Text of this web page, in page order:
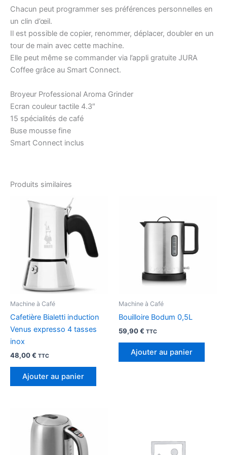
Chacun peut programmer ses préférences personnelles en
un clin d’œil.
Il est possible de copier, renommer, déplacer, doubler en un
tour de main avec cette machine.
Elle peut même se commander via l’appli gratuite JURA
Coffee grâce au Smart Connect.
Broyeur Professional Aroma Grinder
Ecran couleur tactile 4.3″
15 spécialités de café
Buse mousse fine
Smart Connect inclus
Produits similaires
Machine à Café
Cafetière Bialetti induction
Venus expresso 4 tasses
inox
48,00€ TTC
Ajouter au panier
Machine à Café
Bouilloire Bodum 0,5L
59,90€ TTC
Ajouter au panier